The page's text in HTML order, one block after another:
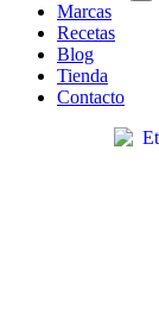
Marcas
Recetas
Blog
Tienda
Contacto